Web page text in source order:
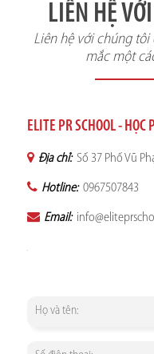
LIÊN HỆ
Liên hệ với chúng tôi
mắc một
ELITE PR SCHOOL -
Địa chỉ: Số 37 Phố Vũ
Hotline: 0967507843
Email: